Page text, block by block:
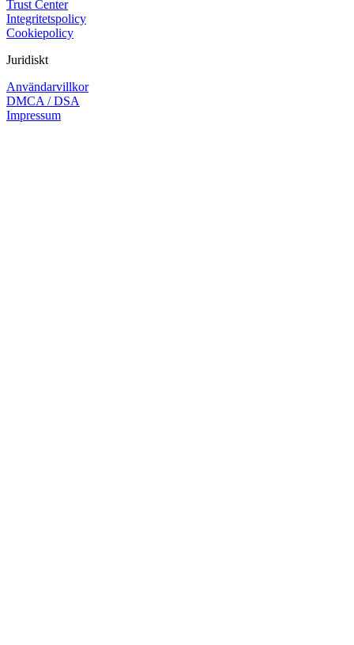
Trust Center
Integritetspolicy
Cookiepolicy
Juridiskt
Användarvillkor
DMCA / DSA
Impressum